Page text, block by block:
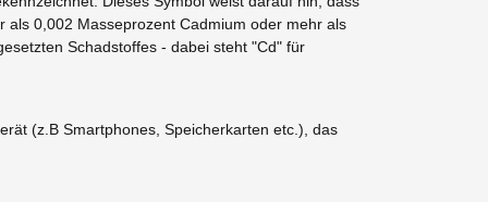
0,002 Masseprozent Cadmium oder mehr als
Schadstoffes - dabei steht "Cd" für
(z.B Smartphones, Speicherkarten etc.), das